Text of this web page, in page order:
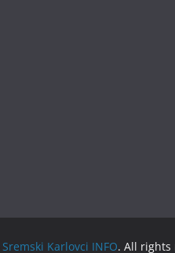
Sremski Karlovci INFO. All rights